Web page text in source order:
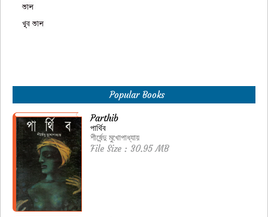
Popular Books
Parthib
পার্থিব
শীর্ষেন্দু মুখোপাধ্যায়
File Size : 30.95 MB